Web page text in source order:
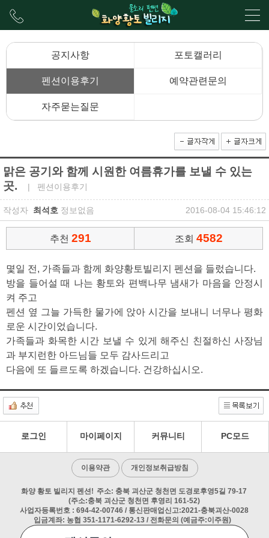
공지사항 포토캘러리
펜션이용후기 예약관련문의
자주묻는질문
맑은 공기와 함께 시원한 여름휴가를 보낼 수 있는
곳.
| 펜션이용후기
작성자 최석호 정보없음 2016-08-04 15:46:12
추천 291 조회 4582
몇일 전, 가족들과 함께 화양황토빌리지 펜션을 들렀습니다.
방을 들어설 때 나는 황토와 편백나무 냄새가 마음을 안정시
켜 주고
펜션 옆 그늘 가득한 물가에 앉아 시간을 보내니 너무나 평화
로운 시간이었습니다.
가족들과 화목한 시간 보낼 수 있게 해주신 친절하신 사장님
과 부지런한 아드님들 모두 감사드리고
다음에 또 들르도록 하겠습니다. 건강하십시오.
로그인 마이페이지 커뮤니티 PC모드
이용약관 개인정보취급방침
화양 황토 빌리지 펜션! 주소: 충북 괴산군 청천면 도경로후영5길 79-17
(주소:충북 괴산군 청천면 후영리 161-52)
사업자등록번호 : 694-42-00746 / 통신판매업신고:2021-충북괴산-0028
입금계좌: 농협 351-1171-6292-13 / 전화문의 (예금주:이주원)